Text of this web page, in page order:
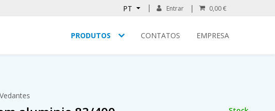
PT Entrar 0,00 €
PRODUTOS CONTATOS EMPRESA